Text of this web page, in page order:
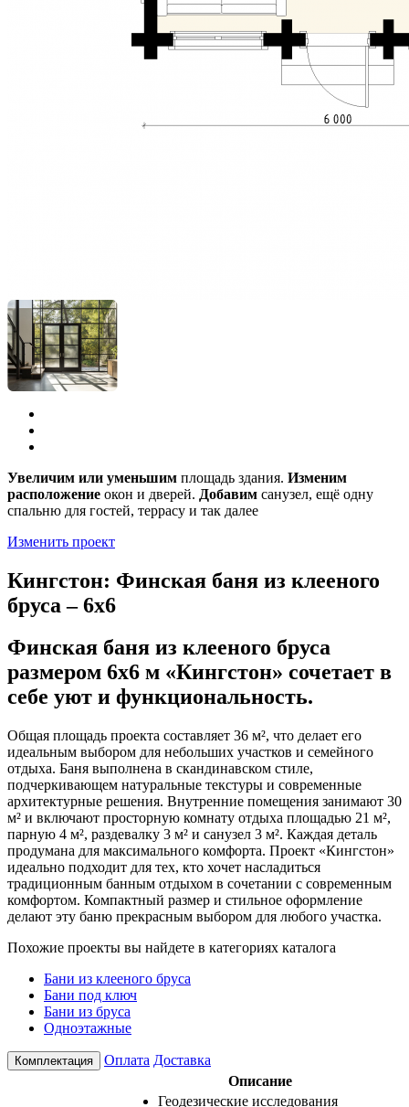
Увеличим или уменьшим площадь здания. Изменим
расположение окон и дверей. Добавим санузел, ещё одну
спальню для гостей, террасу и так далее
Изменить проект
Кингстон: Финская баня из клееного
бруса – 6х6
Финская баня из клееного бруса
размером 6х6 м «Кингстон» сочетает в
себе уют и функциональность.
Общая площадь проекта составляет 36 м², что делает его
идеальным выбором для небольших участков и семейного
отдыха. Баня выполнена в скандинавском стиле,
подчеркивающем натуральные текстуры и современные
архитектурные решения. Внутренние помещения занимают 30
м² и включают просторную комнату отдыха площадью 21 м²,
парную 4 м², раздевалку 3 м² и санузел 3 м². Каждая деталь
продумана для максимального комфорта. Проект «Кингстон»
идеально подходит для тех, кто хочет насладиться
традиционным банным отдыхом в сочетании с современным
комфортом. Компактный размер и стильное оформление
делают эту баню прекрасным выбором для любого участка.
Похожие проекты вы найдете в категориях каталога
Бани из клееного бруса
Бани под ключ
Бани из бруса
Одноэтажные
Комплектация Оплата Доставка
Описание
Геодезические исследования